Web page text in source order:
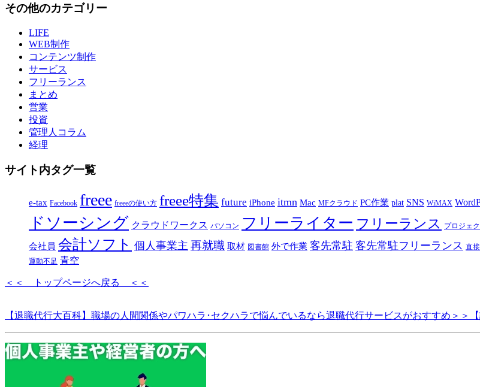
その他のカテゴリー
LIFE
WEB制作
コンテンツ制作
サービス
フリーランス
まとめ
営業
投資
管理人コラム
経理
サイト内タグ一覧
e-tax Facebook freee freeeの使い方 freee特集 future iPhone itmn Mac MFクラウド PC作業 plat SNS WiMAX
ドソーシング クラウドワークス パソコン フリーライター フリーランス プロジェク
会社員 会計ソフト 個人事業主 再就職 取材 図書館 外で作業 客先常駐 客先常駐フリーランス 直
運動不足 青空
＜＜ トップページへ戻る ＜＜
【退職代行大百科】職場の人間関係やパワハラ･セクハラで悩んでいるなら退職代行サービスがおすすめ＞＞【